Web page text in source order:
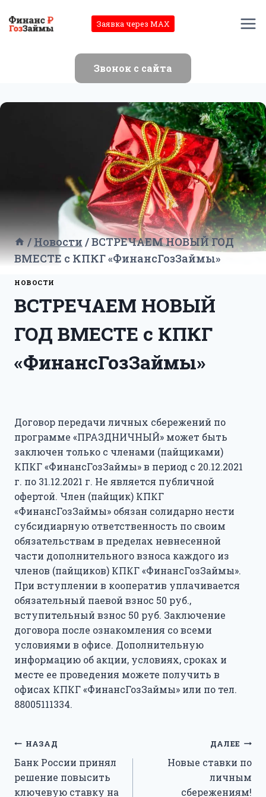
Заявка через MAX
Звонок с сайта
/Новости /ВСТРЕЧАЕМ НОВЫЙ ГОД
ВМЕСТЕ с КПКГ «ФинансГозЗаймы»
НОВОСТИ
ВСТРЕЧАЕМ НОВЫЙ
ГОД ВМЕСТЕ с КПКГ
«ФинансГозЗаймы»
Договор передачи личных сбережений по
программе «ПРАЗДНИЧНЫЙ» может быть
заключен только с членами (пайщиками)
КПКГ «ФинансГозЗаймы» в период с 20.12.2021
г. по 31.12.2021 г. Не является публичной
офертой. Член (пайщик) КПКГ
«ФинансГозЗаймы» обязан солидарно нести
субсидиарную ответственность по своим
обязательствам в пределах невнесенной
части дополнительного взноса каждого из
членов (пайщиков) КПКГ «ФинансГозЗаймы».
При вступлении в кооператив уплачивается
обязательный паевой взнос 50 руб.,
вступительный взнос 50 руб. Заключение
договора после ознакомления со всеми
условиями в офисе. Дополнительную
информацию об акции, условиях, сроках и
месте ее проведения можете получить в
офисах КПКГ «ФинансГозЗаймы» или по тел.
88005111334.
Навигация
по
НАЗАД
Банк России принял
решение повысить
ключевую ставку на
ДАЛЕЕ
Новые ставки по
личным
сбережениям!